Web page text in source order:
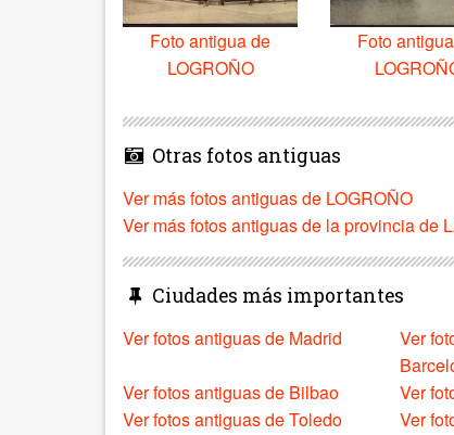
Foto antigua de
LOGROÑO
Foto
Otras fotos antiguas
Ver más fotos antiguas de LOGROÑO
Ver más fotos antiguas de la provincia de
Ciudades más importantes
Ver fotos antiguas de Madrid
Ver
Ver fotos antiguas de Bilbao Ver
Ver fotos antiguas de Toledo
Ver